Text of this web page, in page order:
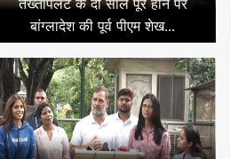
तख्तापलट के दो साल पूरे होने पर
बांग्लादेश की पूर्व पीएम शेख...